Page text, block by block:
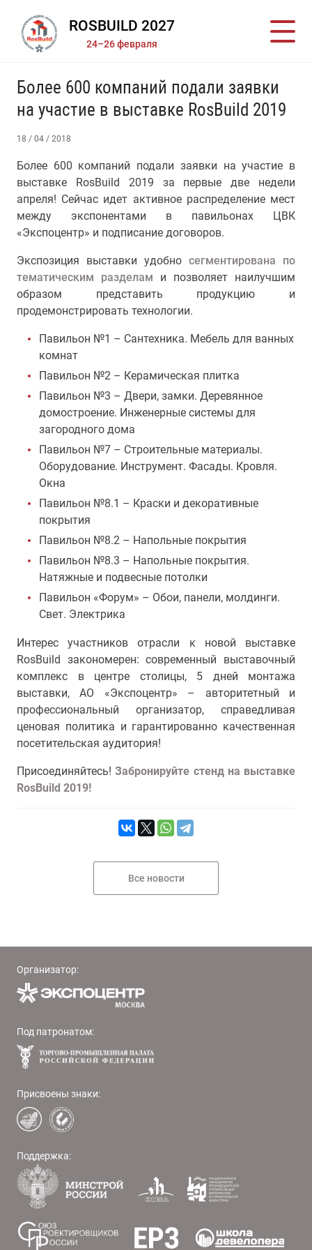
ROSBUILD 2027
24–26 февраля
Более 600 компаний подали заявки
на участие в выставке RosBuild 2019
18 / 04 / 2018
Более 600 компаний подали заявки на участие в
выставке RosBuild 2019 за первые две недели
апреля! Сейчас идет активное распределение мест
между экспонентами в павильонах ЦВК
«Экспоцентр» и подписание договоров.
Экспозиция выставки удобно сегментирована по
тематическим разделам и позволяет наилучшим
образом представить продукцию и
продемонстрировать технологии.
Павильон №1 – Сантехника. Мебель для ванных
комнат
Павильон №2 – Керамическая плитка
Павильон №3 – Двери, замки. Деревянное
домостроение. Инженерные системы для
загородного дома
Павильон №7 – Строительные материалы.
Оборудование. Инструмент. Фасады. Кровля.
Окна
Павильон №8.1 – Краски и декоративные
покрытия
Павильон №8.2 – Напольные покрытия
Павильон №8.3 – Напольные покрытия.
Натяжные и подвесные потолки
Павильон «Форум» – Обои, панели, молдинги.
Свет. Электрика
Интерес участников отрасли к новой выставке
RosBuild закономерен: современный выставочный
комплекс в центре столицы, 5 дней монтажа
выставки, АО «Экспоцентр» – авторитетный и
профессиональный организатор, справедливая
ценовая политика и гарантированно качественная
посетительская аудитория!
Присоединяйтесь!Забронируйте стенд на выставке
RosBuild 2019!
Все новости
Организатор:
Под патронатом:
Присвоены знаки:
Поддержка: